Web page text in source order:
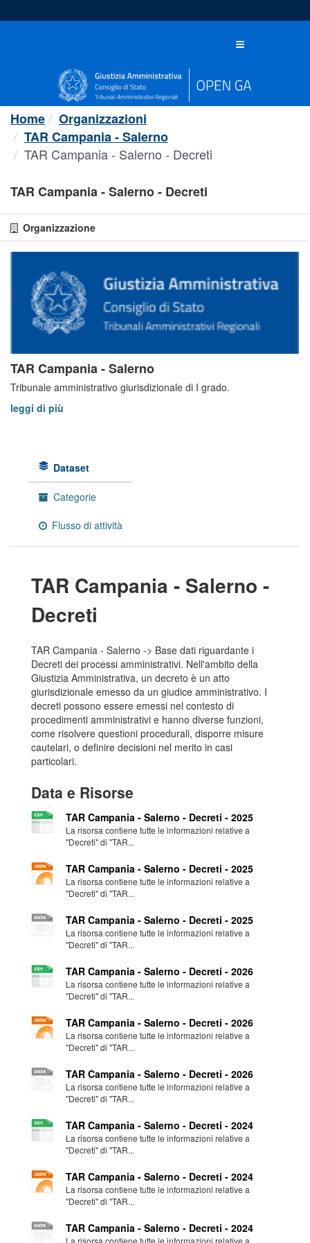
al
Toggle
Home
Organizzazioni
TAR Campania - Salerno
TAR Campania - Salerno - Decreti
TAR Campania - Salerno - Decreti
Organizzazione
TAR Campania - Salerno
Tribunale amministrativo giurisdizionale di I grado.
leggi di più
Dataset
Categorie
Flusso di attività
TAR Campania - Salerno -
Decreti
TAR Campania - Salerno -> Base dati riguardante i
Decreti dei processi amministrativi. Nell'ambito della
Giustizia Amministrativa, un decreto è un atto
giurisdizionale emesso da un giudice amministrativo. I
decreti possono essere emessi nel contesto di
procedimenti amministrativi e hanno diverse funzioni,
come risolvere questioni procedurali, disporre misure
cautelari, o definire decisioni nel merito in casi
particolari.
Data e Risorse
TAR Campania - Salerno - Decreti - 2025
La risorsa contiene tutte le informazioni relative a
"Decreti" di "TAR...
TAR Campania - Salerno - Decreti - 2025
La risorsa contiene tutte le informazioni relative a
"Decreti" di "TAR...
TAR Campania - Salerno - Decreti - 2025
La risorsa contiene tutte le informazioni relative a
"Decreti" di "TAR...
TAR Campania - Salerno - Decreti - 2026
La risorsa contiene tutte le informazioni relative a
"Decreti" di "TAR...
TAR Campania - Salerno - Decreti - 2026
La risorsa contiene tutte le informazioni relative a
"Decreti" di "TAR...
TAR Campania - Salerno - Decreti - 2026
La risorsa contiene tutte le informazioni relative a
"Decreti" di "TAR...
TAR Campania - Salerno - Decreti - 2024
La risorsa contiene tutte le informazioni relative a
"Decreti" di "TAR...
TAR Campania - Salerno - Decreti - 2024
La risorsa contiene tutte le informazioni relative a
"Decreti" di "TAR...
TAR Campania - Salerno - Decreti - 2024
La risorsa contiene tutte le informazioni relative a